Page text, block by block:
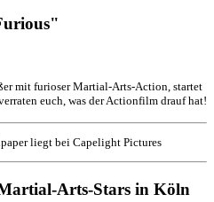
mit furioser Martial-Arts-Action, startet
euch, was der Actionfilm drauf hat!
liegt bei Capelight Pictures
Arts-Stars in Köln